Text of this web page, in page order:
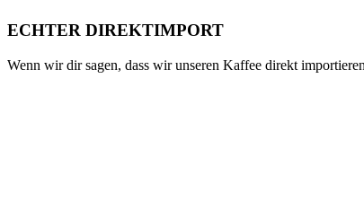
ECHTER DIREKTIMPORT
Wenn wir dir sagen, dass wir unseren Kaffee direkt